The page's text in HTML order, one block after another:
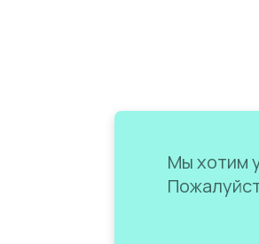
Мы хотим